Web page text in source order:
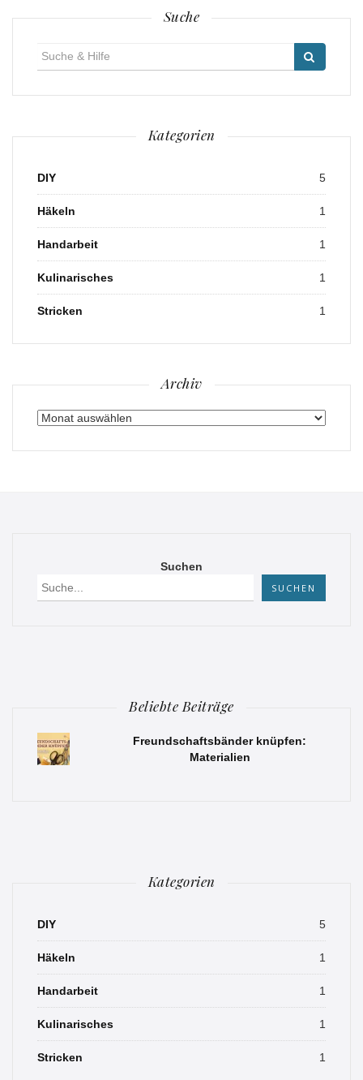
Suche
Kategorien
DIY 5
Häkeln 1
Handarbeit 1
Kulinarisches 1
Stricken 1
Archiv
Archiv
Suchen
SUCHEN
Beliebte Beiträge
Freundschaftsbänder knüpfen:
Materialien
Kategorien
DIY 5
Häkeln 1
Handarbeit 1
Kulinarisches 1
Stricken 1